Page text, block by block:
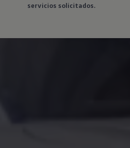
servicios solicitados.